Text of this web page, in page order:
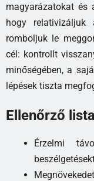
magyarázatokat és
hogy
romboljuk le
cél: kontrollt
minőségében, a
lépések tiszta
Ellenőrző lista
Érzelmi